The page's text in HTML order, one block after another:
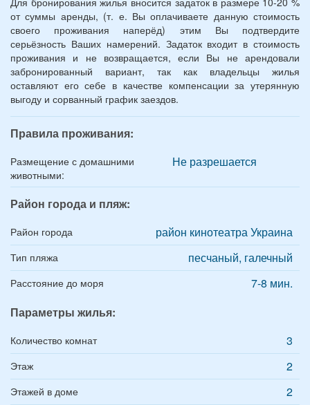
от суммы аренды, (т. е. Вы оплачиваете данную стоимость
своего проживания наперёд) этим Вы подтвердите
серьёзность Ваших намерений. Задаток входит в стоимость
проживания и не возвращается, если Вы не арендовали
забронированный вариант, так как владельцы жилья
оставляют его себе в качестве компенсации за утерянную
выгоду и сорванный график заездов.
Правила проживания:
Размещение с домашними
животными:
Не разрешается
Район города и пляж:
Район города район кинотеатра Украина
Тип пляжа песчаный, галечный
Расстояние до моря
7-8 мин.
Параметры жилья:
Количество комнат 3
Этаж 2
Этажей в доме 2